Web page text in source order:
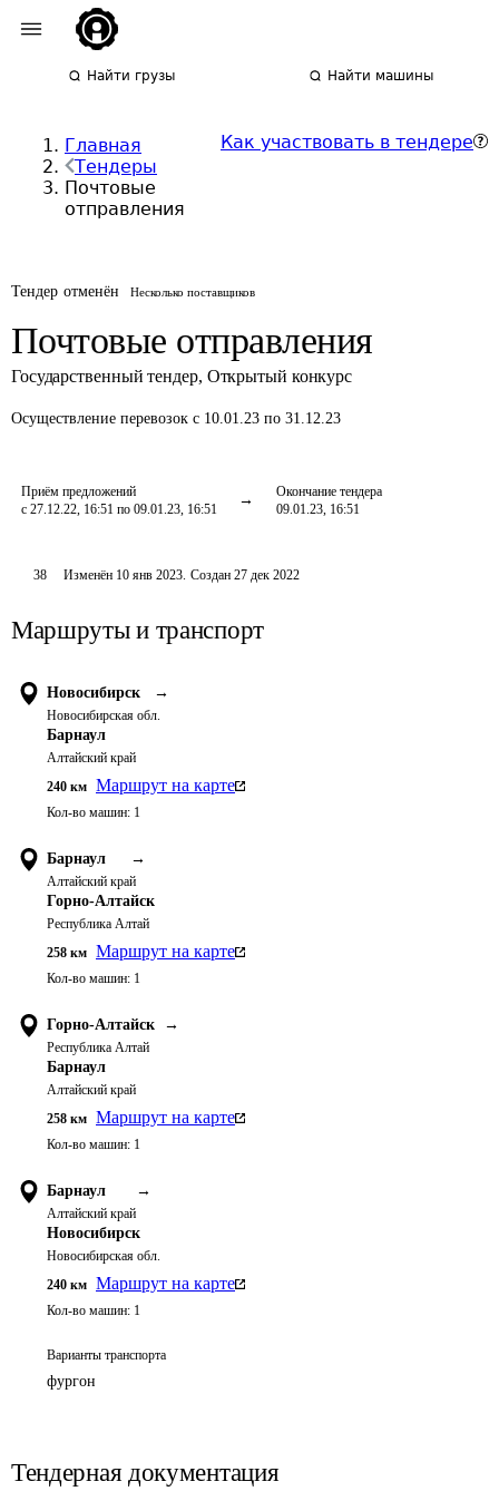
Найти грузы Найти машины
Главная
Тендеры
Почтовые
отправления
Как участвовать в тендере
Тендер отменён Несколько поставщиков
Почтовые отправления
Государственный тендер, Открытый конкурс
Осуществление перевозок с 10.01.23 по 31.12.23
Приём предложений
с 27.12.22, 16:51 по 09.01.23, 16:51
Окончание тендера
09.01.23, 16:51
38 Изменён 10 янв 2023. Создан 27 дек 2022
Маршруты и транспорт
Новосибирск →
Новосибирская обл.
Барнаул
Алтайский край
240 км Маршрут на карте
Кол-во машин: 1
Барнаул →
Алтайский край
Горно-Алтайск
Республика Алтай
258 км Маршрут на карте
Кол-во машин: 1
Горно-Алтайск →
Республика Алтай
Барнаул
Алтайский край
258 км Маршрут на карте
Кол-во машин: 1
Барнаул →
Алтайский край
Новосибирск
Новосибирская обл.
240 км Маршрут на карте
Кол-во машин: 1
Варианты транспорта
фургон
Тендерная документация